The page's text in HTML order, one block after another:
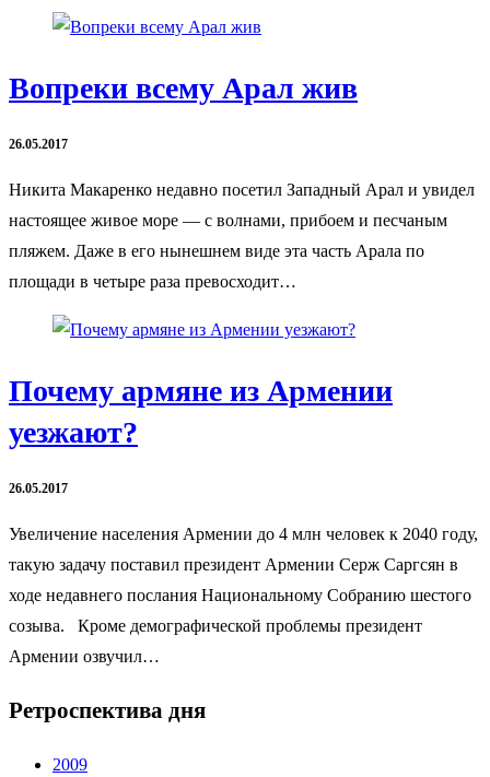
Вопреки всему Арал жив
26.05.2017
Никита Макаренко недавно посетил Западный Арал и увидел
настоящее живое море — с волнами, прибоем и песчаным
пляжем. Даже в его нынешнем виде эта часть Арала по
площади в четыре раза превосходит…
Почему армяне из Армении
уезжают?
26.05.2017
Увеличение населения Армении до 4 млн человек к 2040 году,
такую задачу поставил президент Армении Серж Саргсян в
ходе недавнего послания Национальному Собранию шестого
созыва. Кроме демографической проблемы президент
Армении озвучил…
Ретроспектива дня
2009